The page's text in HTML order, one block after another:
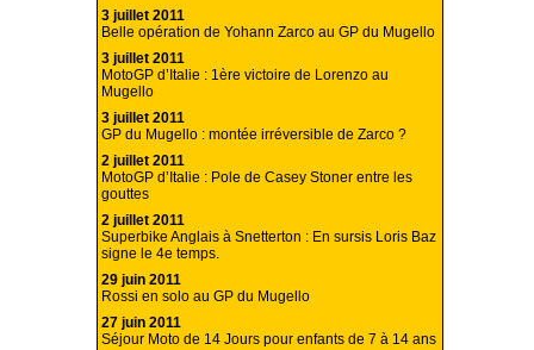
3 juillet 2011
Belle opération de Yohann Zarco au GP du Mugello
3 juillet 2011
MotoGP d’Italie : 1ère victoire de Lorenzo au
Mugello
3 juillet 2011
GP du Mugello : montée irréversible de Zarco ?
2 juillet 2011
MotoGP d’Italie : Pole de Casey Stoner entre les
gouttes
2 juillet 2011
Superbike Anglais à Snetterton : En sursis Loris Baz
signe le 4e temps.
29 juin 2011
Rossi en solo au GP du Mugello
27 juin 2011
Séjour Moto de 14 Jours pour enfants de 7 à 14 ans